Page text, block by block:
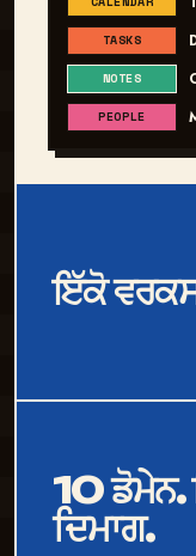
TASKS
NOTES
PEOPLE
ਇੱਕੋ
10 ਡੋਮੇਨ.
ਦਿਮਾਗ.